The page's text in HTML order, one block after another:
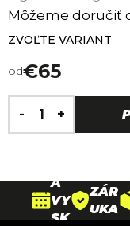
od€65
cena:
ZVOĽTE VARIANT
Môžeme doručiť
30
D
A
VY
SK
ZÁR
UKA